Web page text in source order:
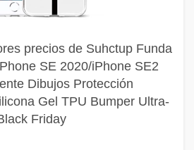
precios de Suhctup Funda
SE 2020/iPhone SE2
Dibujos Protección
Gel TPU Bumper Ultra-
Friday